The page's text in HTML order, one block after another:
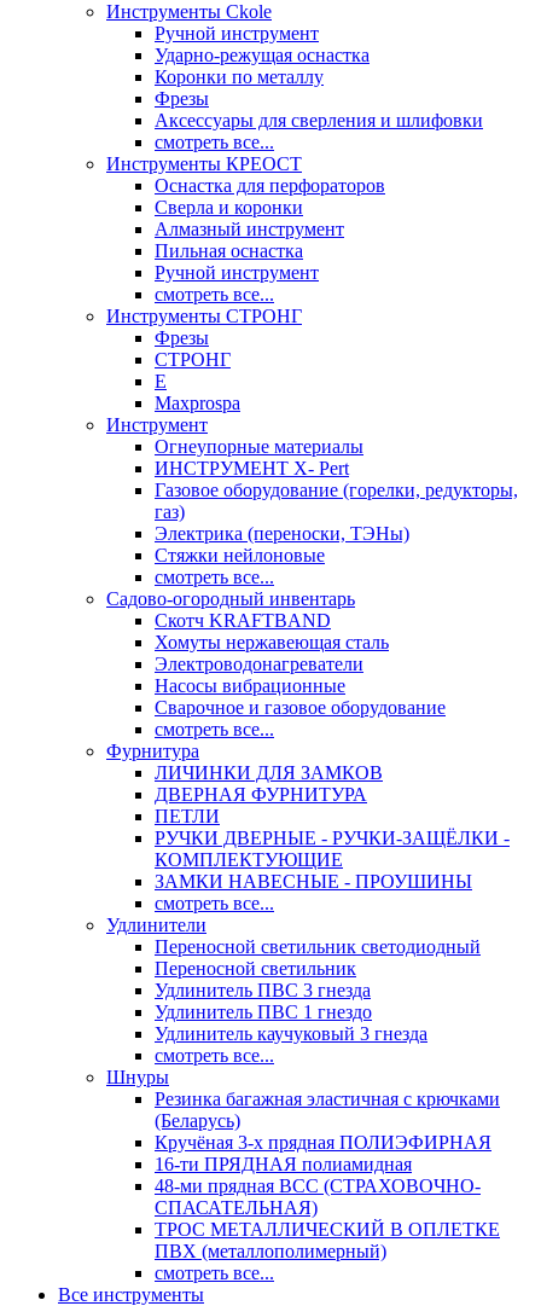
Инструменты Ckole
Ручной инструмент
Ударно‑режущая оснастка
Коронки по металлу
Фрезы
Аксессуары для сверления и шлифовки
смотреть все...
Инструменты КРЕОСТ
Оснастка для перфораторов
Сверла и коронки
Алмазный инструмент
Пильная оснастка
Ручной инструмент
смотреть все...
Инструменты СТРОНГ
Фрезы
СТРОНГ
Е
Maxprospa
Инструмент
Огнеупорные материалы
ИНСТРУМЕНТ X- Pert
Газовое оборудование (горелки, редукторы,
газ)
Электрика (переноски, ТЭНы)
Стяжки нейлоновые
смотреть все...
Садово-огородный инвентарь
Скотч KRAFTBAND
Хомуты нержавеющая сталь
Электроводонагреватели
Насосы вибрационные
Сварочное и газовое оборудование
смотреть все...
Фурнитура
ЛИЧИНКИ ДЛЯ ЗАМКОВ
ДВЕРНАЯ ФУРНИТУРА
ПЕТЛИ
РУЧКИ ДВЕРНЫЕ - РУЧКИ-ЗАЩЁЛКИ -
КОМПЛЕКТУЮЩИЕ
ЗАМКИ НАВЕСНЫЕ - ПРОУШИНЫ
смотреть все...
Удлинители
Переносной светильник светодиодный
Переносной светильник
Удлинитель ПВС 3 гнезда
Удлинитель ПВС 1 гнездо
Удлинитель каучуковый 3 гнезда
смотреть все...
Шнуры
Резинка багажная эластичная с крючками
(Беларусь)
Кручёная 3-х прядная ПОЛИЭФИРНАЯ
16-ти ПРЯДНАЯ полиамидная
48-ми прядная ВСС (СТРАХОВОЧНО-
СПАСАТЕЛЬНАЯ)
ТРОС МЕТАЛЛИЧЕСКИЙ В ОПЛЕТКЕ
ПВХ (металлополимерный)
смотреть все...
Все инструменты